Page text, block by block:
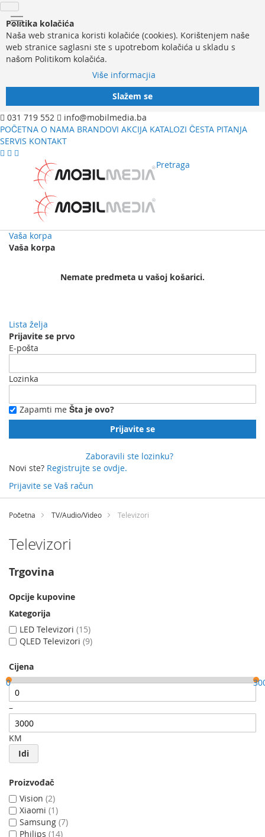
Politika kolačića
Naša web stranica koristi kolačiće (cookies). Korištenjem naše
web stranice saglasni ste s upotrebom kolačića u skladu s
našom Politikom kolačića.
Više informacjia
Slažem se
031 719 552
info@mobilmedia.ba
POČETNA O NAMA BRANDOVI AKCIJA KATALOZI ČESTA PITANJA
SERVIS KONTAKT
Pretraga
Vaša korpa
Vaša korpa
Nemate predmeta u vašoj košarici.
Lista želja
Prijavite se prvo
E-pošta
Lozinka
Zapamti me Šta je ovo?
Prijavite se
Zaboravili ste lozinku?
Novi ste? Registrujte se ovdje.
Prijavite se Vaš račun
Preskočite
sadržaj
Početna TV/Audio/Video Televizori
Televizori
Trgovina
Opcije kupovine
Kategorija
LED Televizori 15
QLED Televizori 9
Cijena
0
–
KM
Idi
Proizvođač
Vision 2
Xiaomi 1
Samsung 7
Philips 14